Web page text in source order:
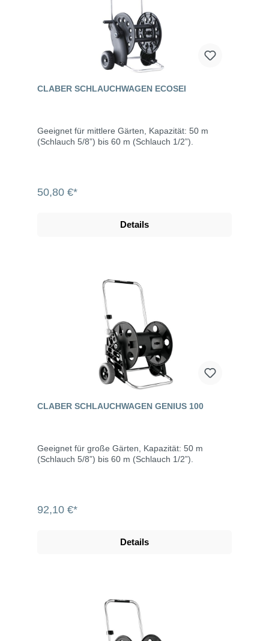
CLABER SCHLAUCHWAGEN ECOSEI
Geeignet für mittlere Gärten, Kapazität: 50 m
(Schlauch 5/8”) bis 60 m (Schlauch 1/2”).
50,80 €*
Details
CLABER SCHLAUCHWAGEN GENIUS 100
Geeignet für große Gärten, Kapazität: 50 m
(Schlauch 5/8”) bis 60 m (Schlauch 1/2”).
92,10 €*
Details